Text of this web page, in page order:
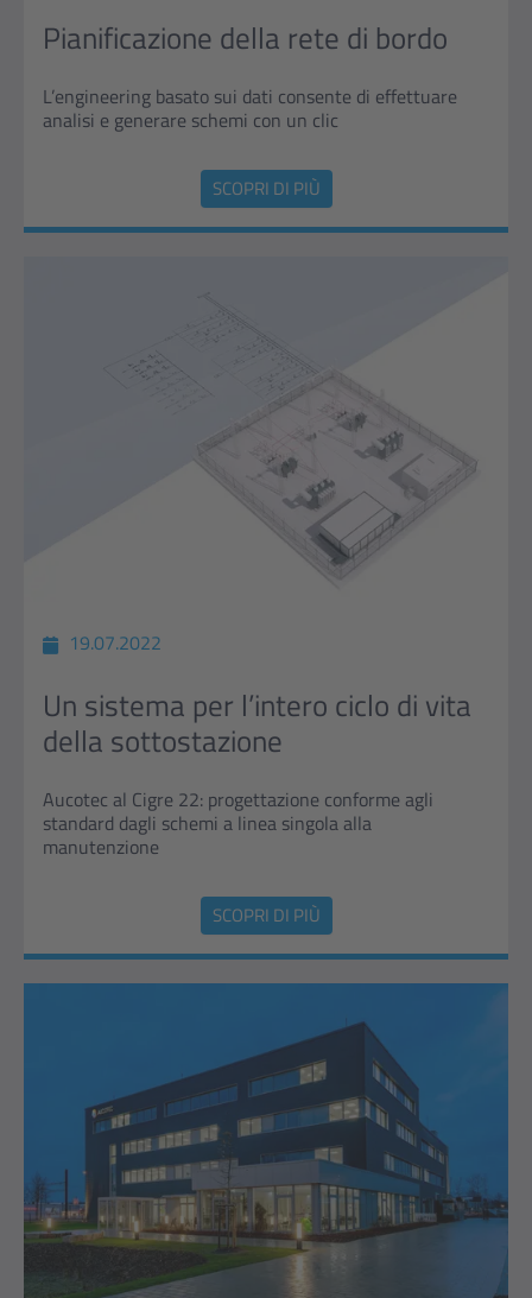
Pianificazione della rete di bordo
L’engineering basato sui dati consente di effettuare
analisi e generare schemi con un clic
SCOPRI DI PIÙ
19.07.2022
Un sistema per l’intero ciclo di vita
della sottostazione
Aucotec al Cigre 22: progettazione conforme agli
standard dagli schemi a linea singola alla
manutenzione
SCOPRI DI PIÙ